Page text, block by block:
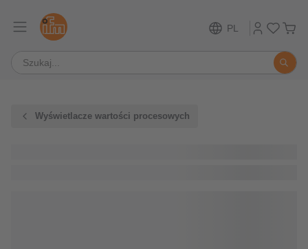
PL
Wyświetlacze wartości procesowych